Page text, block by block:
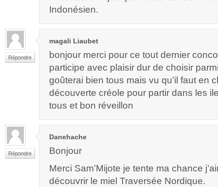
Indonésien.
Répondre
magali Liaubet
bonjour merci pour ce tout dernier
participe avec plaisir dur de choisir
goûterai bien tous mais vu qu’il faut en
découverte créole pour partir dans les
tous et bon réveillon
Répondre
Danehache
Bonjour
Merci Sam’Mijote je tente ma chance
découvrir le miel Traversée Nordique.